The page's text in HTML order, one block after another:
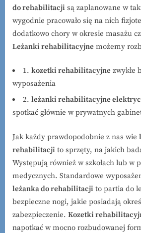
do rehabilitacji są zaplanowane w
wygodnie pracowało się na nich
dodatkowo chory w okresie masażu
Leżanki rehabilitacyjne możemy
1. kozetki rehabilitacyjne zwykłe
wyposażenia
2. leżanki rehabilitacyjne
spotkać głównie w prywatnych
Jak każdy prawdopodobnie z nas wie
rehabilitacji to sprzęty, na jakich
Występują również w szkołach lub w
medycznych. Standardowe
leżanka do rehabilitacji to partia do
bezpieczne nogi, jakie posiadają
zabezpieczenie. Kozetki
napotkać w mocno rozbudowanej